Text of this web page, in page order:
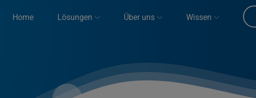
Home Lösungen Über uns Wissen